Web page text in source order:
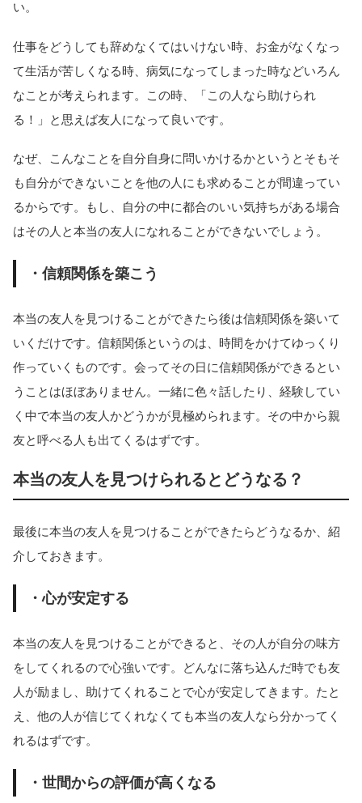
い。
仕事をどうしても辞めなくてはいけない時、お金がなくなっ
て生活が苦しくなる時、病気になってしまった時などいろん
なことが考えられます。この時、「この人なら助けられ
る！」と思えば友人になって良いです。
なぜ、こんなことを自分自身に問いかけるかというとそもそ
も自分ができないことを他の人にも求めることが間違ってい
るからです。もし、自分の中に都合のいい気持ちがある場合
はその人と本当の友人になれることができないでしょう。
・信頼関係を築こう
本当の友人を見つけることができたら後は信頼関係を築いて
いくだけです。信頼関係というのは、時間をかけてゆっくり
作っていくものです。会ってその日に信頼関係ができるとい
うことはほぼありません。一緒に色々話したり、経験してい
く中で本当の友人かどうかが見極められます。その中から親
友と呼べる人も出てくるはずです。
本当の友人を見つけられるとどうなる？
最後に本当の友人を見つけることができたらどうなるか、紹
介しておきます。
・心が安定する
本当の友人を見つけることができると、その人が自分の味方
をしてくれるので心強いです。どんなに落ち込んだ時でも友
人が励まし、助けてくれることで心が安定してきます。たと
え、他の人が信じてくれなくても本当の友人なら分かってく
れるはずです。
・世間からの評価が高くなる